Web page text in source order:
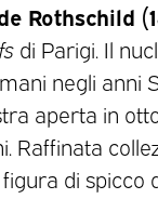
Rothschild
di Parigi. Il
negli anni
aperta in
Raffinata
di spicco